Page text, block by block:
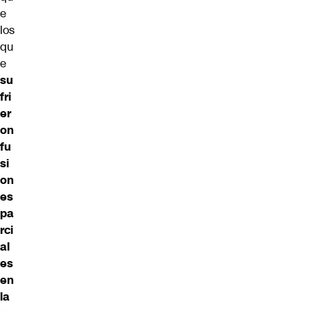
e
los
qu
e
su
fri
er
on
fu
si
on
es
pa
rci
al
es
en
la